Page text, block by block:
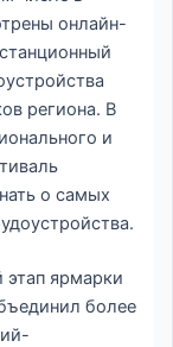
онлайн-
региона. В
и
о самых
ярмарки
более